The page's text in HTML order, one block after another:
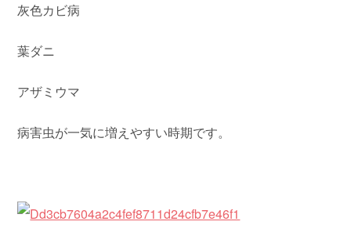
灰色カビ病
葉ダニ
アザミウマ
病害虫が一気に増えやすい時期です。